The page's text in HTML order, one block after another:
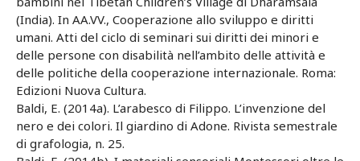
(India). In AA.VV., Cooperazione allo sviluppo e diritti
umani. Atti del ciclo di seminari sui diritti dei minori e
delle persone con disabilità nell’ambito delle attività e
delle politiche della cooperazione internazionale. Roma:
Edizioni Nuova Cultura.
Baldi, E. (2014a). L’arabesco di Filippo. L’invenzione del
nero e dei colori. Il giardino di Adone. Rivista semestrale
di grafologia, n. 25.